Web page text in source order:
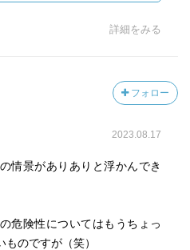
り、
をする。
いる。
々がある。
詳細をみる
フォロー
2023.08.17
情景がありありと浮かんでき
危険性についてはもうちょっ
のですが（笑）